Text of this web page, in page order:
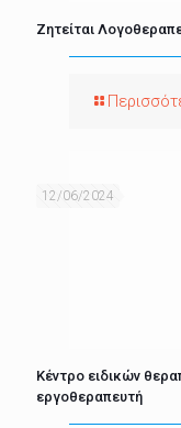
Ζητείται
12/06/2024
Κέντρο ειδικών
εργοθεραπευτή